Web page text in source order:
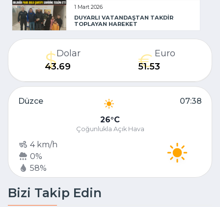
1 Mart 2026
DUYARLI VATANDAŞTAN TAKDİR
TOPLAYAN HAREKET
Dolar
43.69
Euro
51.53
Düzce
07:38
26 C
Çoğunlukla Açık Hava
4 km/h
0%
58%
Bizi Takip Edin